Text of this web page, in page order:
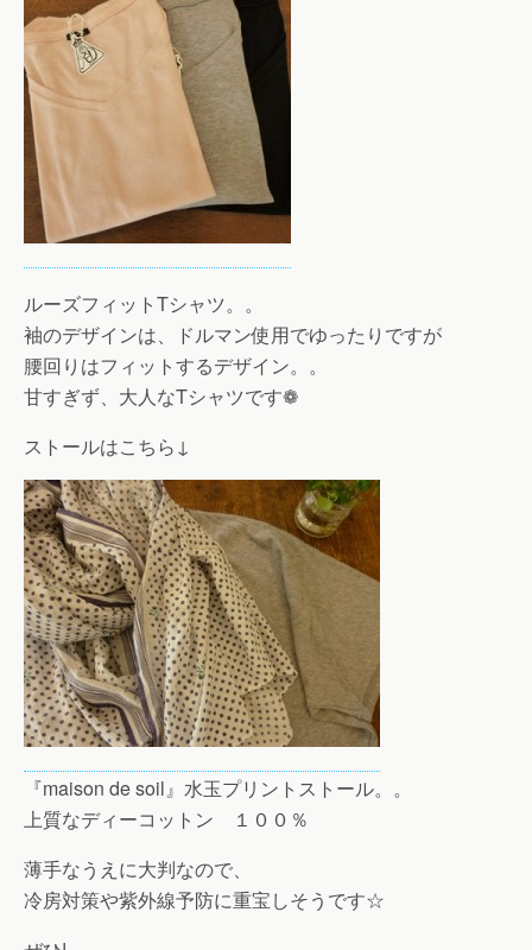
ルーズフィットTシャツ。。
袖のデザインは、ドルマン使用でゆったりですが
腰回りはフィットするデザイン。。
甘すぎず、大人なTシャツです❁
ストールはこちら↓
『maison de soil』水玉プリントストール。。
上質なディーコットン １００％
薄手なうえに大判なので、
冷房対策や紫外線予防に重宝しそうです☆